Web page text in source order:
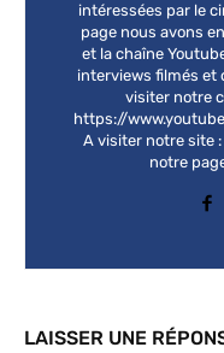
intéressées par le
page nous avons
et la chaîne
interviews filmés et
visiter notre
https://
A visiter notre site
notre
LAISSER UNE